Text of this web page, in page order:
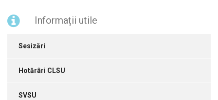
Informații utile
Sesizări
Hotărâri CLSU
SVSU